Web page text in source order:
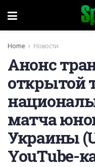
Home Новости
Анонс
открытой
матча
Украины
YouTube-